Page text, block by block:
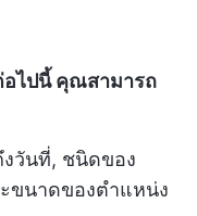
ไปนี้ คุณสามารถ
วันที่, ชนิดของ
ขนาดของตำแหน่ง